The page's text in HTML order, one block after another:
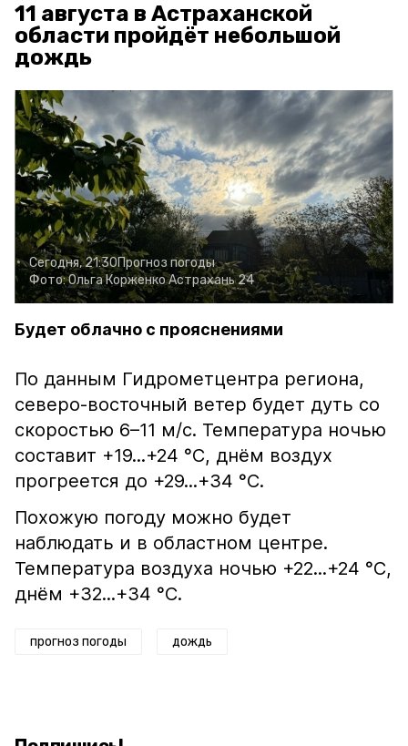
11 августа в Астраханской
области пройдёт небольшой
дождь
Сегодня, 21:30Прогноз погоды
Фото:Ольга КорженкоАстрахань 24
Будет облачно с прояснениями
По данным Гидрометцентра региона,
северо-восточный ветер будет дуть со
скоростью 6–11 м/с. Температура ночью
составит +19...+24 °С, днём воздух
прогреется до +29...+34 °С.
Похожую погоду можно будет
наблюдать и в областном центре.
Температура воздуха ночью +22...+24 °С,
днём +32...+34 °С.
прогноз погоды дождь